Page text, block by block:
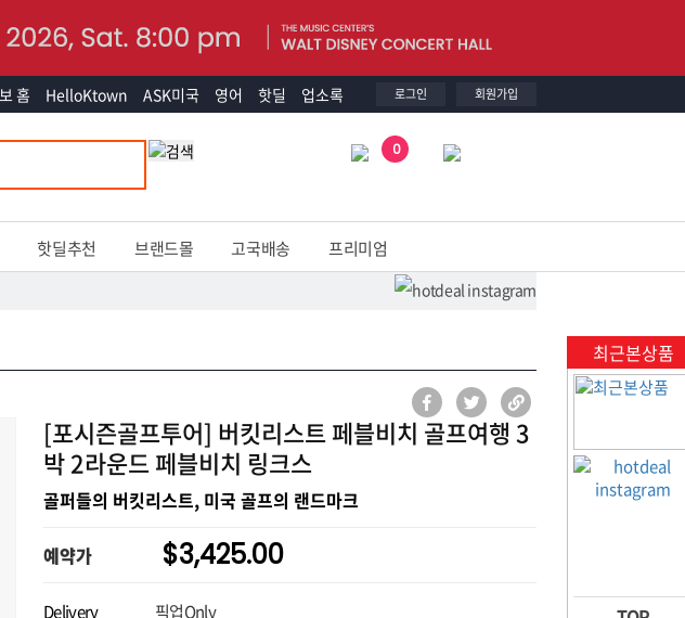
홈 HelloKtown ASK미국 영어 핫딜 업소록 로그인 회원가입
0
핫딜추천 브랜드몰 고국배송
프리미엄
[포시즌골프투어] 버킷리스트 페블비치 골프여행 3
박 2라운드 페블비치 링크스
골퍼들의 버킷리스트, 미국 골프의 랜드마크
예약가 $3,425.00
Delivery 픽업Only
최근본상품